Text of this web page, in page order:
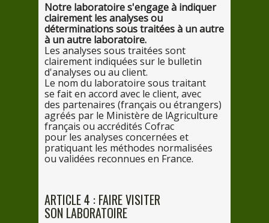
Notre laboratoire s'engageà indiquer
clairementlesanalyses ou
déterminationssoustraitéesà un autre
à un autre laboratoire.
Les analyses sous traitées sont
clairement indiquées sur le bulletin
d'analyses ou au client.
Le nom du laboratoire sous traitant
se faiten accord avec le client, avec
des partenaires (français ou étrangers)
agréés par le Ministère de lAgriculture
français ou accrédités Cofrac
pour les analyses concernées et
pratiquant les méthodes normalisées
ou validées reconnues en France.
ARTICLE4 : FAIRE VISITER
SON LABORATOIRE